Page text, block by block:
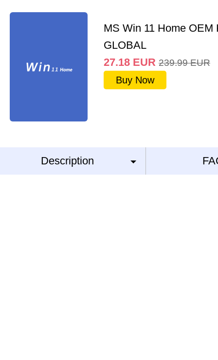
MS Win 11 Home OEM
GLOBAL
27.18 EUR 239.99 EUR
Buy Now
Description